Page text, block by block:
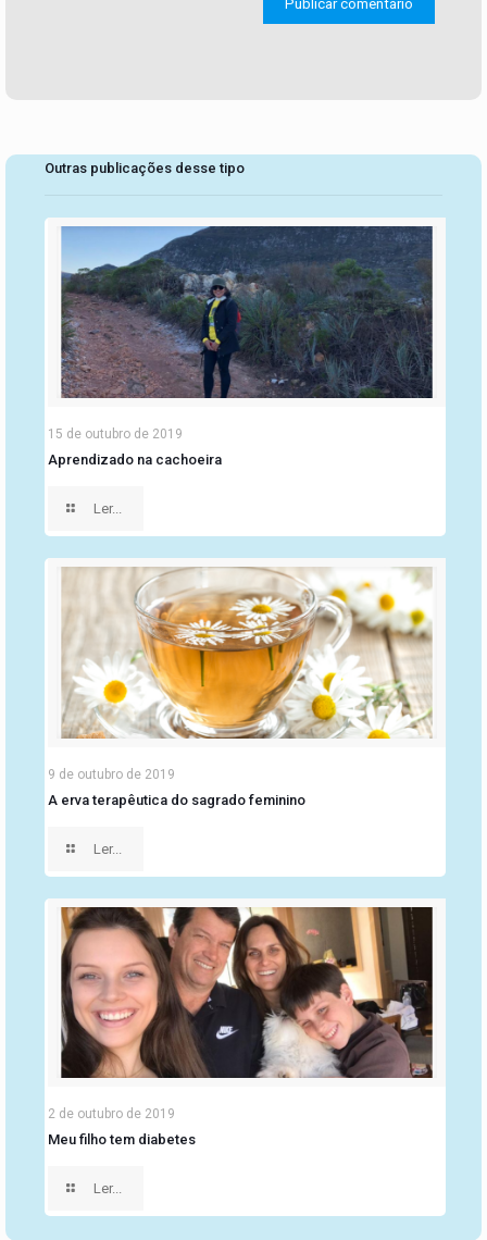
Outras publicações desse tipo
15 de outubro de 2019
Aprendizado na cachoeira
Ler...
9 de outubro de 2019
A erva terapêutica do sagrado feminino
Ler...
2 de outubro de 2019
Meu filho tem diabetes
Ler...